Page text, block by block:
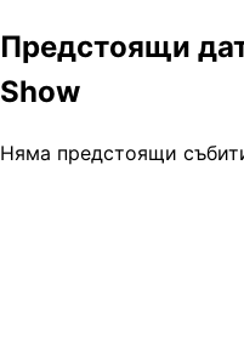
Предстоящи
Show
Няма предстоящи